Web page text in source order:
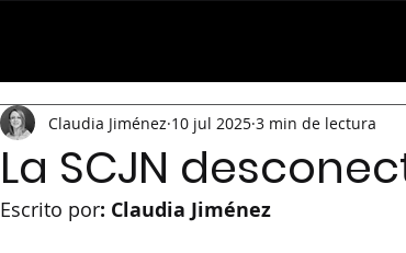
La SCJN
Claudia Jiménez 10 jul 2025 3 min de lectura
Escrito por: Claudia Jiménez